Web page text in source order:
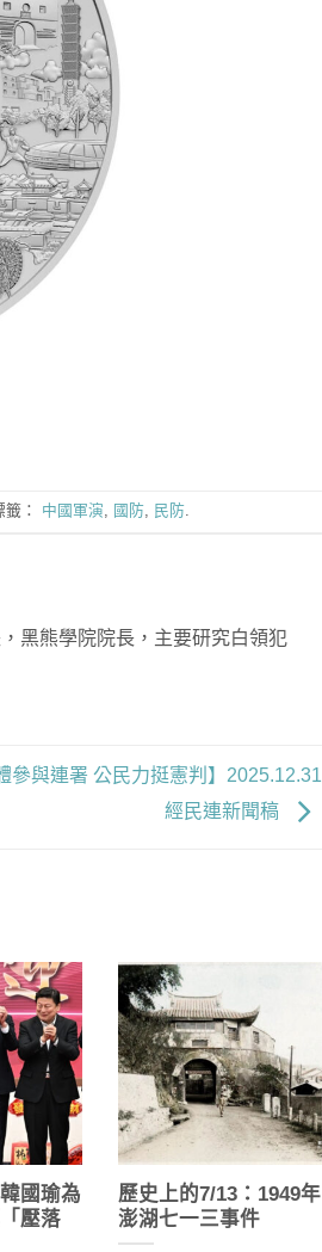
籤： 中國軍演 國防 民防
黑熊學院院長，主要研究白領犯
參與連署 公民力挺憲判】2025.12.31
經民連新聞稿
國瑜為
壓落
歷史上的7/13：1949年
澎湖七一三事件